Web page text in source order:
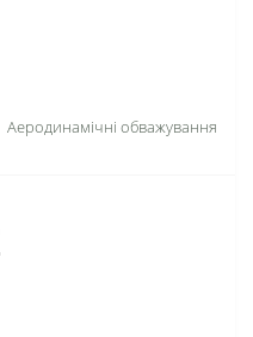
Аеродинамічні обважування